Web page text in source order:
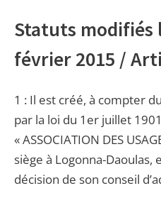
Statuts modifiés
février 2015 /
1 : Il est créé, à compter
par la loi du 1er juillet
« ASSOCIATION DES
siège à Logonna-
décision de son conseil